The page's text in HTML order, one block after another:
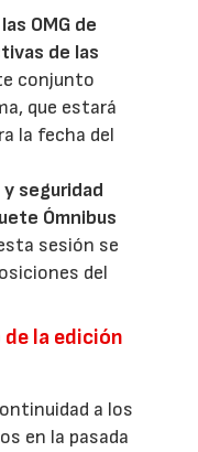
OMG de
de las
conjunto
que estará
la fecha del
seguridad
Ómnibus
sesión se
del
la edición
a los
en la pasada